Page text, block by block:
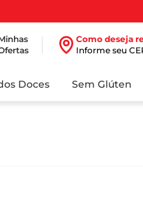
Como deseja
Informe seu
Doces Sem Glúten